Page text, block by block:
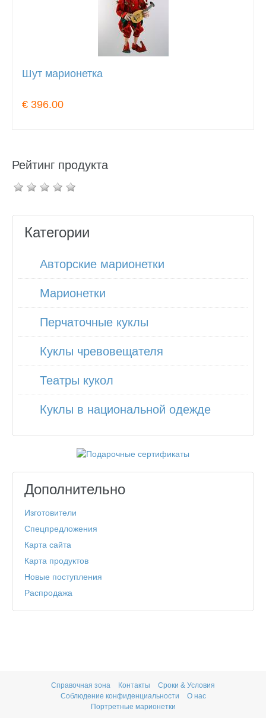
Шут марионетка
€ 396.00
Рейтинг продукта
Категории
Авторские марионетки
Марионетки
Перчаточные куклы
Куклы чревовещателя
Театры кукол
Куклы в национальной одежде
Дополнительно
Изготовители
Спецпредложения
Карта сайта
Карта продуктов
Новые поступления
Распродажа
Справочная зона Контакты
Сроки & Условия
Соблюдение конфиденциальности
О нас
Портретные марионетки